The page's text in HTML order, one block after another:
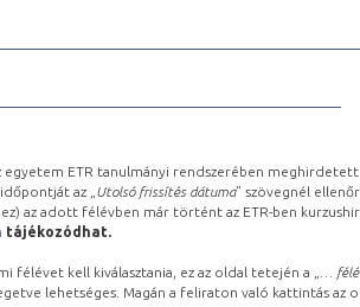
egyetem ETR tanulmányi rendszerében
az „ Utolsó frissítés dátuma” szövegnél
az adott félévben már történt az ETR-ben
tájékozódhat.
félévet kell kiválasztania, ez az oldal tetején a „
…
lehetséges. Magán a feliraton való kattintás az